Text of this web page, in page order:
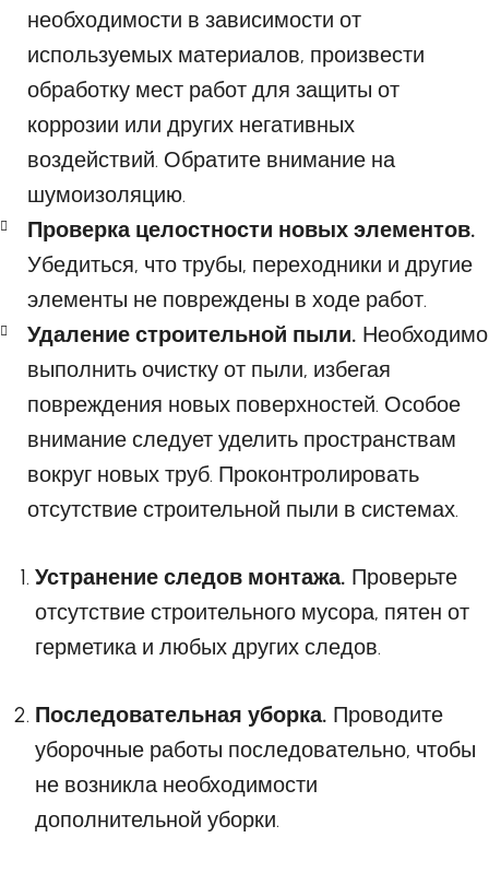
необходимости в зависимости от
используемых материалов, произвести
обработку мест работ для защиты от
коррозии или других негативных
воздействий. Обратите внимание на
шумоизоляцию.
Проверка целостности новых элементов.
Убедиться, что трубы, переходники и другие
элементы не повреждены в ходе работ.
Удаление строительной пыли. Необходимо
выполнить очистку от пыли, избегая
повреждения новых поверхностей. Особое
внимание следует уделить пространствам
вокруг новых труб. Проконтролировать
отсутствие строительной пыли в системах.
Устранение следов монтажа. Проверьте
отсутствие строительного мусора, пятен от
герметика и любых других следов.
Последовательная уборка. Проводите
уборочные работы последовательно, чтобы
не возникла необходимости
дополнительной уборки.